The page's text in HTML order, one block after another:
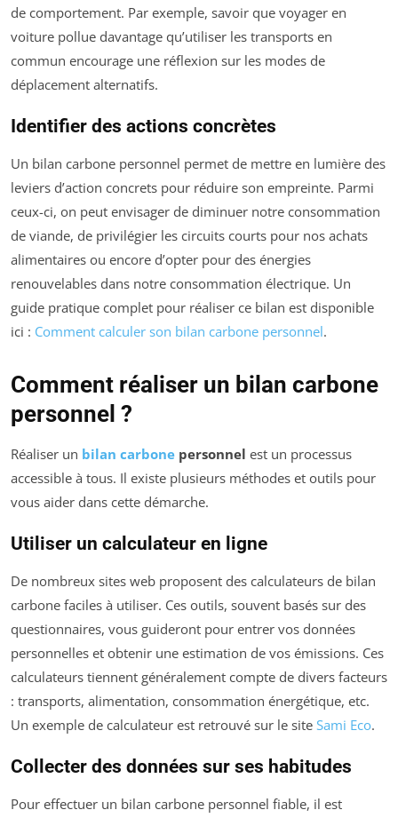
de comportement. Par exemple, savoir que voyager en
voiture pollue davantage qu’utiliser les transports en
commun encourage une réflexion sur les modes de
déplacement alternatifs.
Identifier des actions concrètes
Un bilan carbone personnel permet de mettre en lumière des
leviers d’action concrets pour réduire son empreinte. Parmi
ceux-ci, on peut envisager de diminuer notre consommation
de viande, de privilégier les circuits courts pour nos achats
alimentaires ou encore d’opter pour des énergies
renouvelables dans notre consommation électrique. Un
guide pratique complet pour réaliser ce bilan est disponible
ici : Comment calculer son bilan carbone personnel.
Comment réaliser un bilan carbone
personnel ?
Réaliser un bilan carbone personnel est un processus
accessible à tous. Il existe plusieurs méthodes et outils pour
vous aider dans cette démarche.
Utiliser un calculateur en ligne
De nombreux sites web proposent des calculateurs de bilan
carbone faciles à utiliser. Ces outils, souvent basés sur des
questionnaires, vous guideront pour entrer vos données
personnelles et obtenir une estimation de vos émissions. Ces
calculateurs tiennent généralement compte de divers facteurs
: transports, alimentation, consommation énergétique, etc.
Un exemple de calculateur est retrouvé sur le site Sami Eco.
Collecter des données sur ses habitudes
Pour effectuer un bilan carbone personnel fiable, il est